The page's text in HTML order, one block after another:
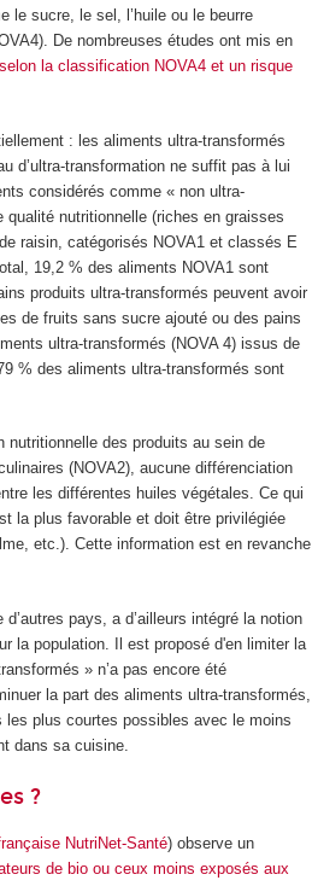
le sucre, le sel, l’huile ou le beurre
De nombreuses études ont mis en
selon la classification NOVA4 et un risque
: les aliments ultra-transformés
d’ultra-transformation ne suffit pas à lui
considérés comme « non ultra-
nutritionnelle (riches en graisses
raisin, catégorisés NOVA1 et classés E
19,2 % des aliments NOVA1 sont
produits ultra-transformés peuvent avoir
de fruits sans sucre ajouté ou des pains
ultra-transformés (NOVA 4) issus de
% des aliments ultra-transformés sont
nutritionnelle des produits au sein de
(NOVA2), aucune différenciation
les différentes huiles végétales. Ce qui
la plus favorable et doit être privilégiée
etc.). Cette information est en revanche
pays, a d’ailleurs intégré la notion
la population. Il est proposé d'en limiter la
» n’a pas encore été
la part des aliments ultra-transformés,
les plus courtes possibles avec le moins
dans sa cuisine.
?
NutriNet-Santé) observe un
de bio ou ceux moins exposés aux